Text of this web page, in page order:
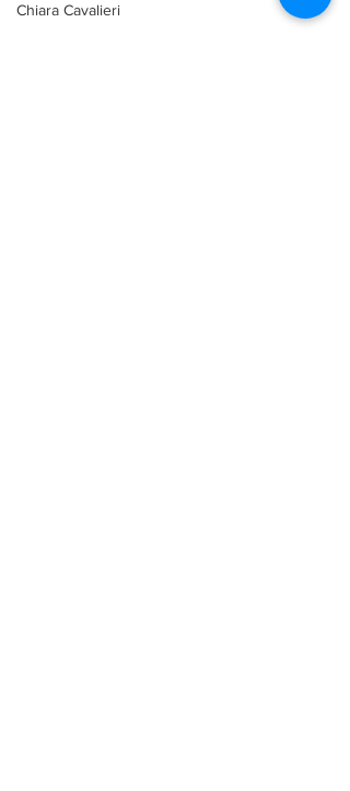
Chiara Cavalieri